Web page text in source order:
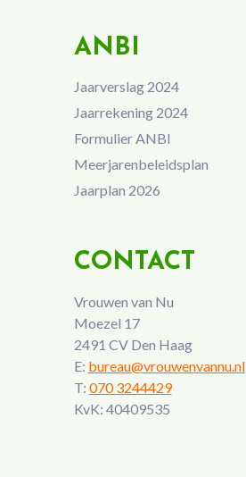
ANBI
Jaarverslag 2024
Jaarrekening 2024
Formulier ANBI
Meerjarenbeleidsplan
Jaarplan 2026
CONTACT
Vrouwen van Nu
Moezel 17
2491 CV Den Haag
E: bureau@vrouwenvannu.nl
T: 070 3244429
KvK: 40409535